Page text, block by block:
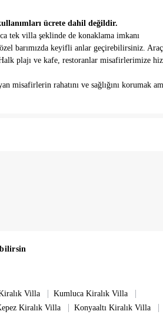
ücrete dahil değildir.
tek villa şeklinde de konaklama imkanı
barımızda keyifli anlar geçirebilirsiniz.
plajı ve kafe, restoranlar misafirlerimize
misafirlerin rahatını ve sağlığını korumak
şemsiyeler, barbekü ve yemek alanı
Villa | Kumluca Kiralık Villa |
Kiralık Villa | Konyaaltı Kiralık Villa |